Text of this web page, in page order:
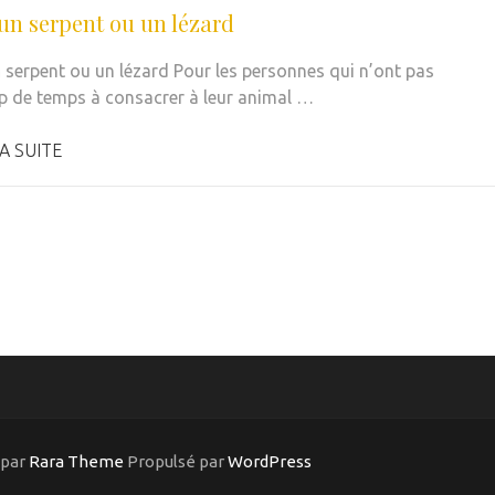
serpent ou un lézard
serpent ou un lézard Pour les personnes qui n’ont pas
de temps à consacrer à leur animal …
SUITE
Rara Theme Propulsé parWordPress